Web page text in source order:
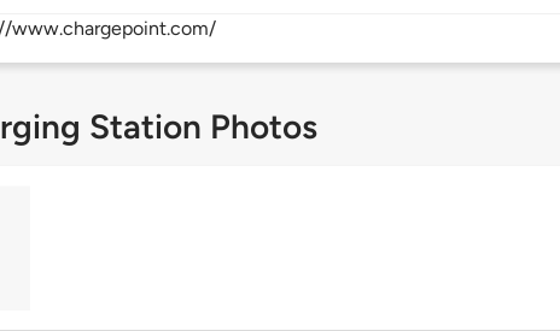
www.chargepoint.com/
Station Photos